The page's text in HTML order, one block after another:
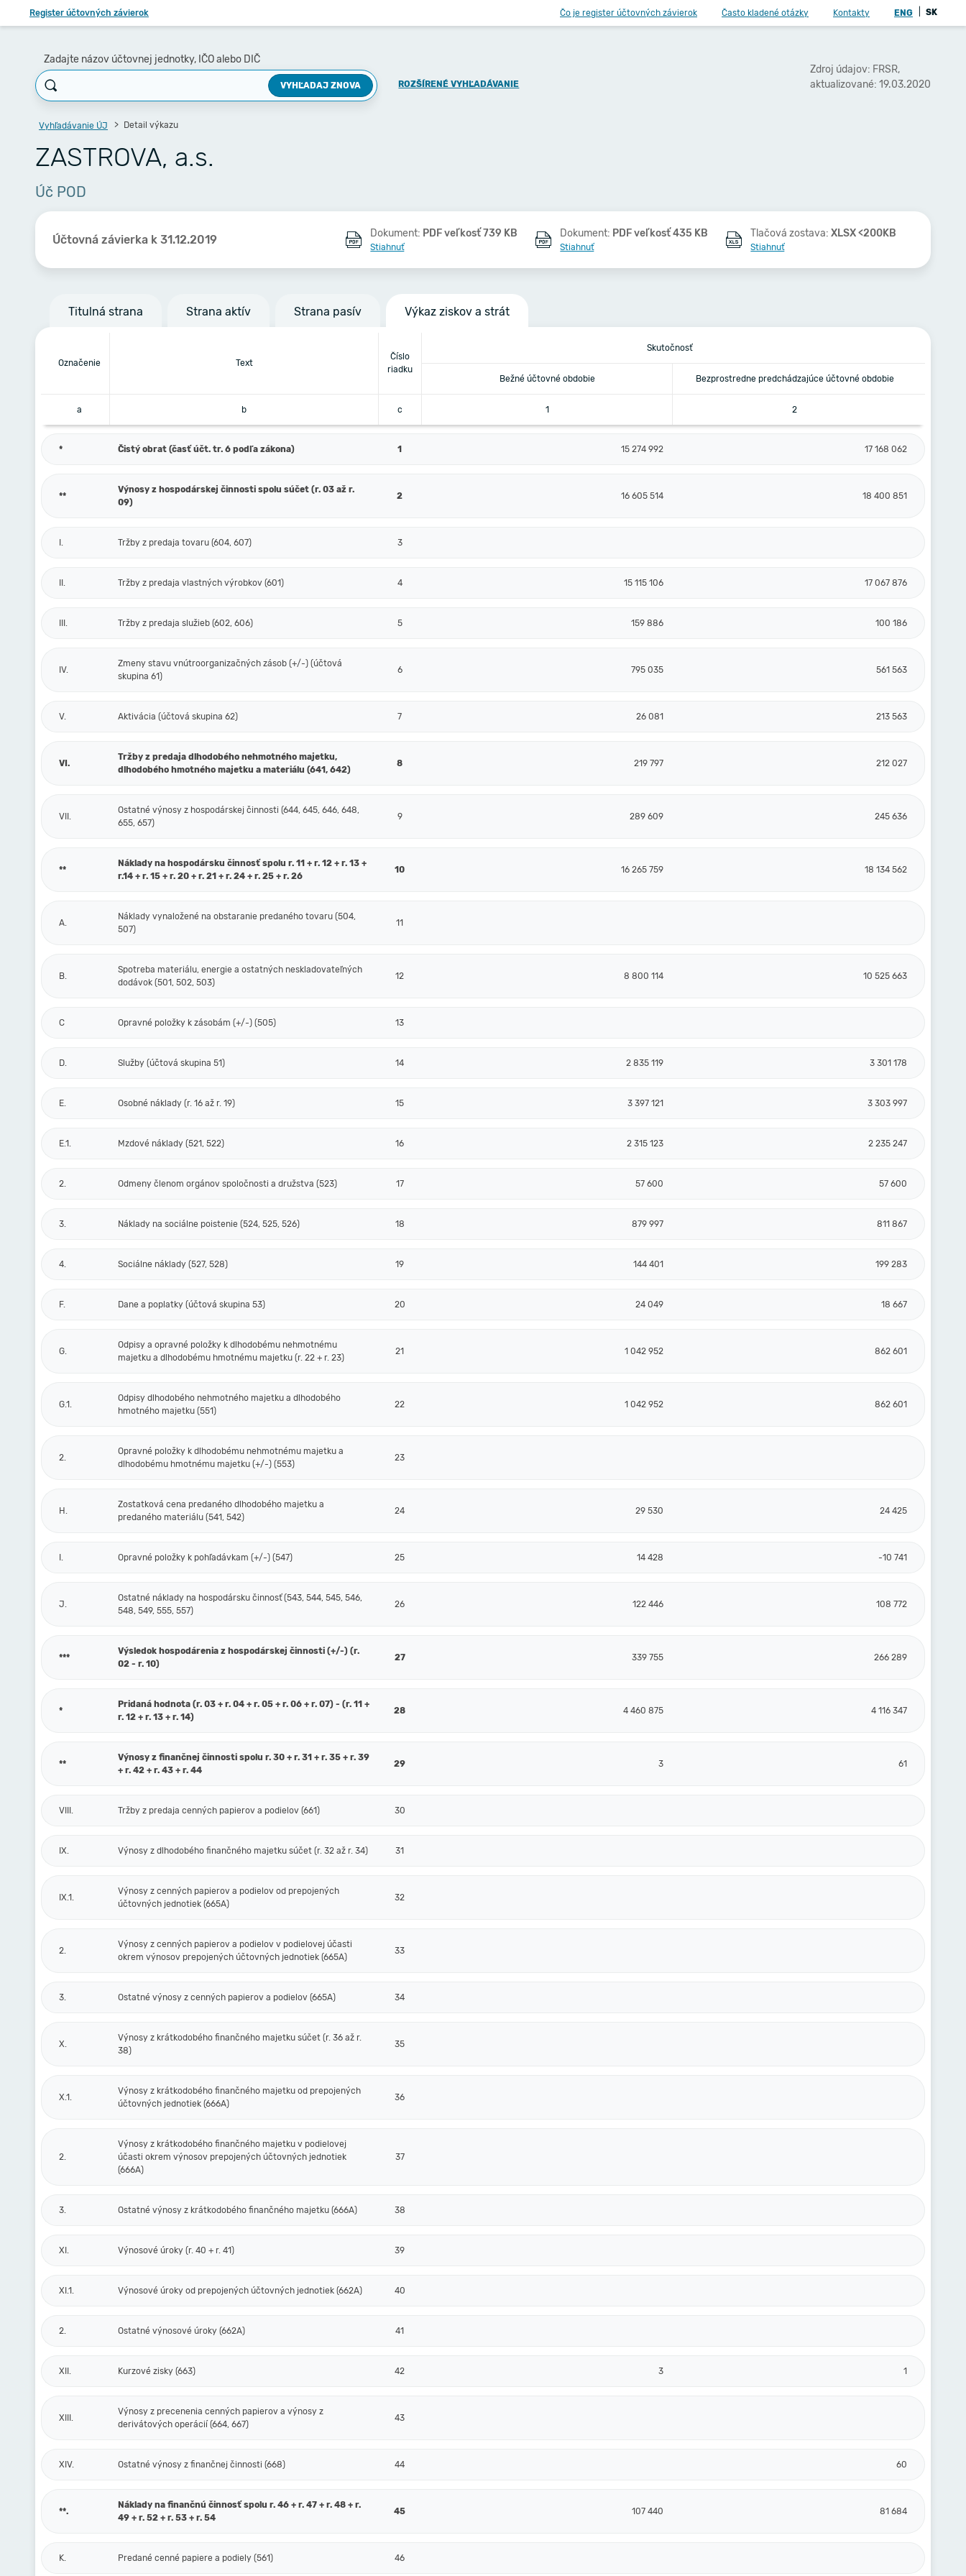
Register účtovných závierok Čo je register účtovných závierok Často kladené otázky Kontakty ENG SK
Zadajte názov účtovnej jednotky, IČO alebo DIČ
VYHĽADAJ ZNOVA ROZŠÍRENÉ VYHĽADÁVANIE
Zdroj údajov: FRSR,
aktualizované: 19.03.2020
Vyhľadávanie ÚJ Detail výkazu
ZASTROVA, a.s.
Úč POD
Účtovná závierka k 31.12.2019 Dokument: PDF veľkosť 739 KB
Stiahnuť
Dokument: PDF veľkosť 435 KB
Stiahnuť
Tlačová zostava:XLSX <200KB
Stiahnuť
Titulná strana Strana aktív Strana pasív Výkaz ziskov a strát
Označenie Text
Číslo
riadku
Skutočnosť
Bežné účtovné obdobie Bezprostredne predchádzajúce účtovné obdobie
a b c 1 2
* Čistý obrat (časť účt. tr. 6 podľa zákona) 1 15 274 992 17 168 062
**
Výnosy z hospodárskej činnosti spolu súčet (r. 03 až r.
09)
2 16 605 514 18 400 851
I. Tržby z predaja tovaru (604, 607) 3
II. Tržby z predaja vlastných výrobkov (601) 4 15 115 106 17 067 876
III. Tržby z predaja služieb (602, 606) 5 159 886 100 186
IV.
Zmeny stavu vnútroorganizačných zásob (+/-) (účtová
skupina 61)
6 795 035 561 563
V. Aktivácia (účtová skupina 62) 7 26 081 213 563
VI.
Tržby z predaja dlhodobého nehmotného majetku,
dlhodobého hmotného majetku a materiálu (641, 642)
8 219 797 212 027
VII.
Ostatné výnosy z hospodárskej činnosti (644, 645, 646, 648,
655, 657)
9 289 609 245 636
**
Náklady na hospodársku činnosť spolu r. 11 + r. 12 + r. 13 +
r.14 + r. 15 + r. 20 + r. 21 + r. 24 + r. 25 + r. 26
10 16 265 759 18 134 562
A.
Náklady vynaložené na obstaranie predaného tovaru (504,
507)
11
B.
Spotreba materiálu, energie a ostatných neskladovateľných
dodávok (501, 502, 503)
12 8 800 114 10 525 663
C Opravné položky k zásobám (+/-) (505) 13
D. Služby (účtová skupina 51) 14 2 835 119 3 301 178
E. Osobné náklady (r. 16 až r. 19) 15 3 397 121 3 303 997
E.1. Mzdové náklady (521, 522) 16 2 315 123 2 235 247
2. Odmeny členom orgánov spoločnosti a družstva (523) 17 57 600 57 600
3. Náklady na sociálne poistenie (524, 525, 526) 18 879 997 811 867
4. Sociálne náklady (527, 528) 19 144 401 199 283
F. Dane a poplatky (účtová skupina 53) 20 24 049 18 667
G.
Odpisy a opravné položky k dlhodobému nehmotnému
majetku a dlhodobému hmotnému majetku (r. 22 + r. 23)
21 1 042 952 862 601
G.1.
Odpisy dlhodobého nehmotného majetku a dlhodobého
hmotného majetku (551)
22 1 042 952 862 601
2.
Opravné položky k dlhodobému nehmotnému majetku a
dlhodobému hmotnému majetku (+/-) (553)
23
H.
Zostatková cena predaného dlhodobého majetku a
predaného materiálu (541, 542)
24 29 530 24 425
I. Opravné položky k pohľadávkam (+/-) (547) 25 14 428 -10 741
J.
Ostatné náklady na hospodársku činnosť (543, 544, 545, 546,
548, 549, 555, 557)
26 122 446 108 772
***
Výsledok hospodárenia z hospodárskej činnosti (+/-) (r.
02 - r. 10)
27 339 755 266 289
*
Pridaná hodnota (r. 03 + r. 04 + r. 05 + r. 06 + r. 07) - (r. 11 +
r. 12 + r. 13 + r. 14)
28 4 460 875 4 116 347
**
Výnosy z finančnej činnosti spolu r. 30 + r. 31 + r. 35 + r. 39
+ r. 42 + r. 43 + r. 44
29 3 61
VIII. Tržby z predaja cenných papierov a podielov (661) 30
IX. Výnosy z dlhodobého finančného majetku súčet (r. 32 až r. 34) 31
IX.1.
Výnosy z cenných papierov a podielov od prepojených
účtovných jednotiek (665A)
32
2.
Výnosy z cenných papierov a podielov v podielovej účasti
okrem výnosov prepojených účtovných jednotiek (665A)
33
3. Ostatné výnosy z cenných papierov a podielov (665A) 34
X.
Výnosy z krátkodobého finančného majetku súčet (r. 36 až r.
38)
35
X.1.
Výnosy z krátkodobého finančného majetku od prepojených
účtovných jednotiek (666A)
36
2.
Výnosy z krátkodobého finančného majetku v podielovej
účasti okrem výnosov prepojených účtovných jednotiek
(666A)
37
3. Ostatné výnosy z krátkodobého finančného majetku (666A) 38
XI. Výnosové úroky (r. 40 + r. 41) 39
XI.1. Výnosové úroky od prepojených účtovných jednotiek (662A) 40
2. Ostatné výnosové úroky (662A) 41
XII. Kurzové zisky (663) 42 3 1
XIII.
Výnosy z precenenia cenných papierov a výnosy z
derivátových operácií (664, 667)
43
XIV. Ostatné výnosy z finančnej činnosti (668) 44 60
**.
Náklady na finančnú činnosť spolu r. 46 + r. 47 + r. 48 + r.
49 + r. 52 + r. 53 + r. 54
45 107 440 81 684
K. Predané cenné papiere a podiely (561) 46